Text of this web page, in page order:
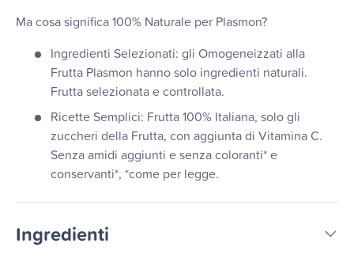
Ma cosa significa 100% Naturale per Plasmon?
Ingredienti Selezionati: gli Omogeneizzati alla
Frutta Plasmon hanno solo ingredienti naturali.
Frutta selezionata e controllata.
Ricette Semplici: Frutta 100% Italiana, solo gli
zuccheri della Frutta, con aggiunta di Vitamina C.
Senza amidi aggiunti e senza coloranti* e
conservanti*, *come per legge.
Ingredienti